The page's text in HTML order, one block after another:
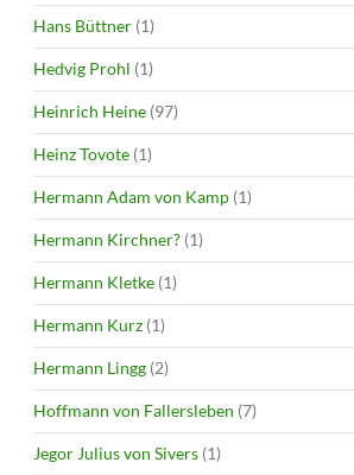
Hans Büttner (1)
Hedvig Prohl (1)
Heinrich Heine (97)
Heinz Tovote (1)
Hermann Adam von Kamp (1)
Hermann Kirchner? (1)
Hermann Kletke (1)
Hermann Kurz (1)
Hermann Lingg (2)
Hoffmann von Fallersleben (7)
Jegor Julius von Sivers (1)